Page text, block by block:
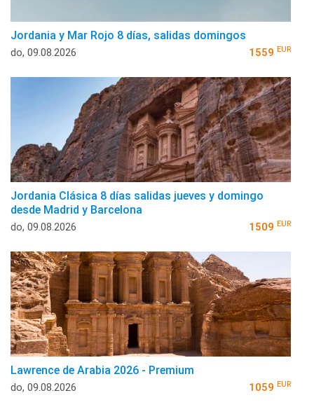
Jordania y Mar Rojo 8 días, salidas domingos
do, 09.08.2026 1559 EUR
Jordania Clásica 8 días salidas jueves y domingo
desde Madrid y Barcelona
do, 09.08.2026 1509 EUR
Lawrence de Arabia 2026 - Premium
do, 09.08.2026 1059 EUR